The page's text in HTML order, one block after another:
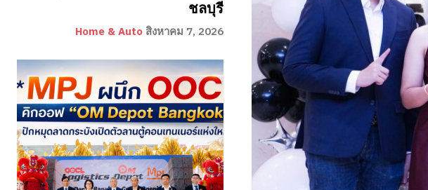
ชลบุรี
Home & Auto สิงหาคม 7, 2026